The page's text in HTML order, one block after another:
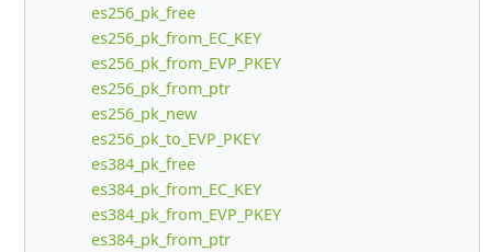
es256_pk_free
es256_pk_from_EC_KEY
es256_pk_from_EVP_PKEY
es256_pk_from_ptr
es256_pk_new
es256_pk_to_EVP_PKEY
es384_pk_free
es384_pk_from_EC_KEY
es384_pk_from_EVP_PKEY
es384_pk_from_ptr